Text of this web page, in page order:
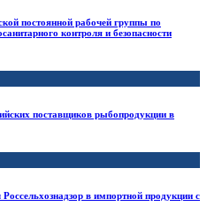
постоянной рабочей группы по
контроля и безопасности
поставщиков рыбопродукции в
в импортной продукции с